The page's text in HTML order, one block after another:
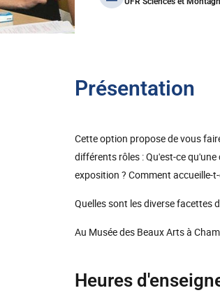
Présentation
Cette option propose de vous
différents rôles : Qu'est-ce
exposition ? Comment accueille-
Quelles sont les diverse facettes
Au Musée des Beaux Arts à
Heures